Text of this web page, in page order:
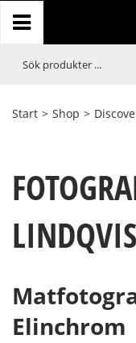
Start > Shop >
Elinchrom